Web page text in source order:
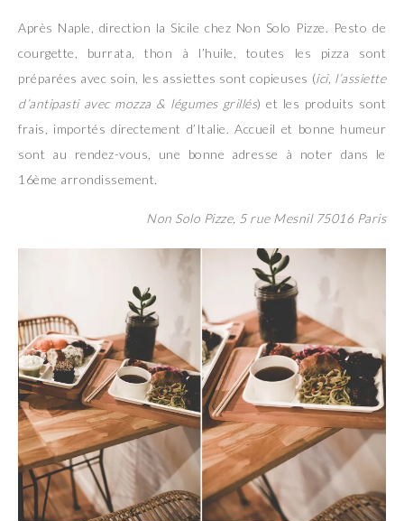
Après Naple, direction la Sicile chez Non Solo Pizze. Pesto de
courgette, burrata, thon à l’huile, toutes les pizza sont
préparées avec soin, les assiettes sont copieuses (ici, l’assiette
d’antipasti avec mozza & légumes grillés) et les produits sont
frais, importés directement d’Italie. Accueil et bonne humeur
sont au rendez-vous, une bonne adresse à noter dans le
16ème arrondissement.
Non Solo Pizze, 5 rue Mesnil 75016 Paris